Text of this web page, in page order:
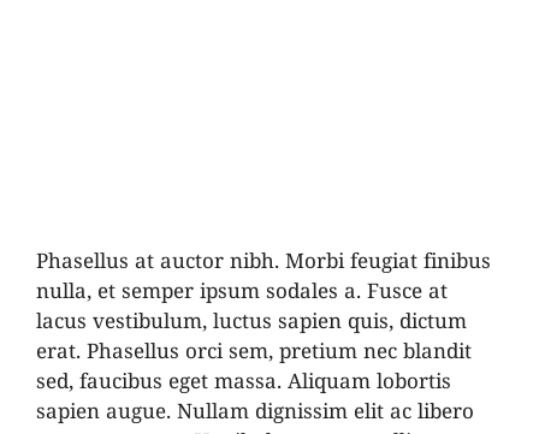
Phasellus at auctor nibh. Morbi feugiat finibus
nulla, et semper ipsum sodales a. Fusce at
lacus vestibulum, luctus sapien quis, dictum
erat. Phasellus orci sem, pretium nec blandit
sed, faucibus eget massa. Aliquam lobortis
sapien augue. Nullam dignissim elit ac libero